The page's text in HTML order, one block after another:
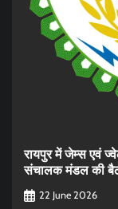
रायपुर में जेम्स एवं
संचालक मंडल की
22 June 2026